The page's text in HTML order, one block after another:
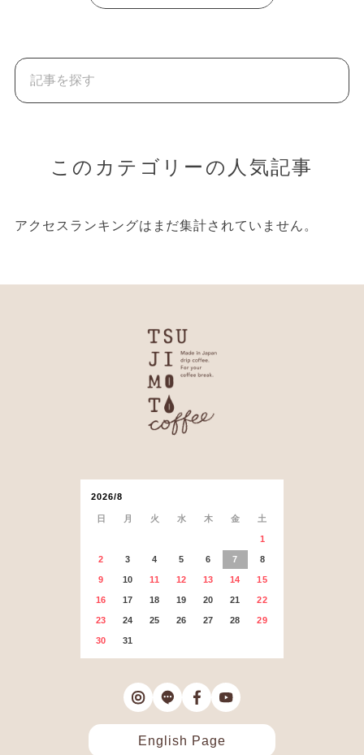
このカテゴリーの人気記事
アクセスランキングはまだ集計されていません。
2026/8
日 月 火 水 木 金 土
1
2 3 4 5 6 7 8
9 10 11 12 13 14 15
16 17 18 19 20 21 22
23 24 25 26 27 28 29
30 31
English Page